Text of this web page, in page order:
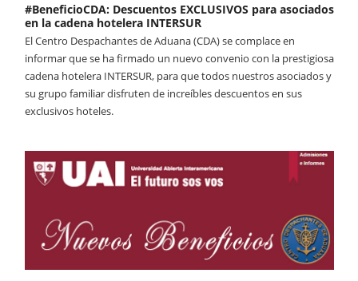
#BeneficioCDA: Descuentos EXCLUSIVOS para asociados
en la cadena hotelera INTERSUR
El Centro Despachantes de Aduana (CDA) se complace en
informar que se ha firmado un nuevo convenio con la prestigiosa
cadena hotelera INTERSUR, para que todos nuestros asociados y
su grupo familiar disfruten de increíbles descuentos en sus
exclusivos hoteles.